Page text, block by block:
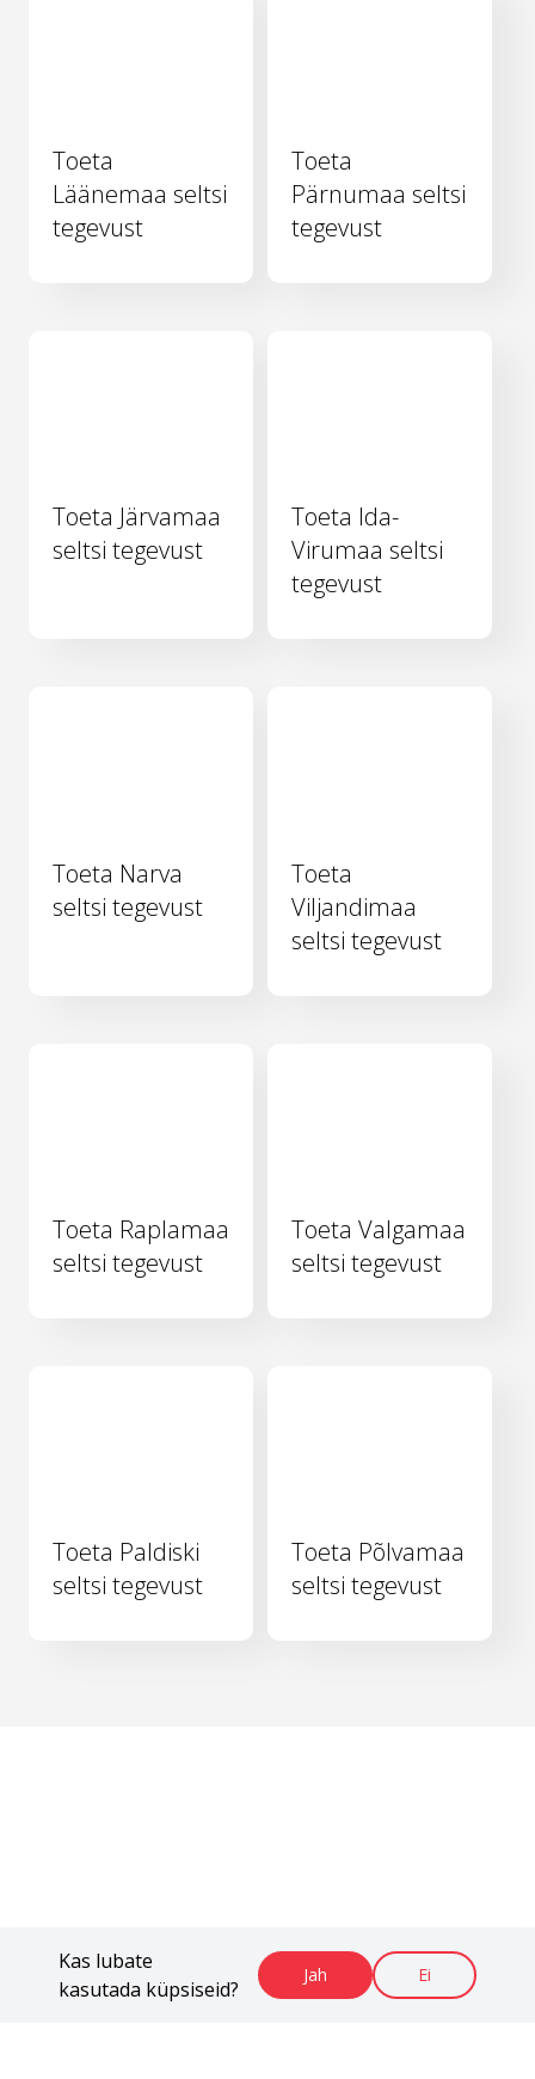
Kas lubate
kasutada küpsiseid?
Jah Ei
Toeta
Läänemaa seltsi
tegevust
Toeta
Pärnumaa seltsi
tegevust
Toeta Järvamaa
seltsi tegevust
Toeta Ida-
Virumaa seltsi
tegevust
Toeta Narva
seltsi tegevust
Toeta
Viljandimaa
seltsi tegevust
Toeta Raplamaa
seltsi tegevust
Toeta Valgamaa
seltsi tegevust
Toeta Paldiski
seltsi tegevust
Toeta Põlvamaa
seltsi tegevust